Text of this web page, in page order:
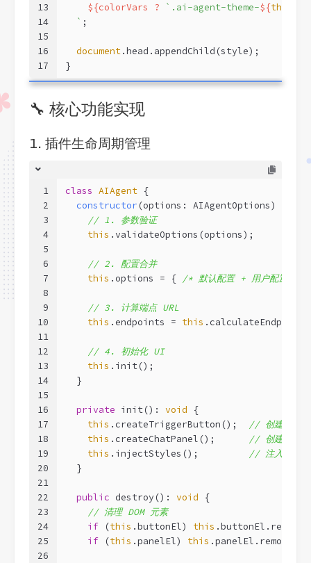
13
14
15
16
17
${colorVars ?
`.ai-agent-theme-${this
  `
;
document.head.appendChild(style);
}
🔧 核心功能实现
1. 插件生命周期管理
1
2
3
4
5
6
7
8
9
10
11
12
13
14
15
16
17
18
19
20
21
22
23
24
25
26
class AIAgent
{
constructor (options: AIAgentOptions)
// 1. 参数验证
this .validateOptions(options);
// 2. 配置合并
this .options = { /* 默认配置 + 用户配置 */
// 3. 计算端点 URL
this .endpoints = this
// 4. 初始化 UI
this .init();
  }
private init(): void {
this .createTriggerButton();
// 创建触发按
this .createChatPanel();
// 创建对话面
this .injectStyles();
// 注入样式
  }
public destroy(): void {
// 清理 DOM 元素
if (this .buttonEl) this
if (this .panelEl) this .panelEl.remove();